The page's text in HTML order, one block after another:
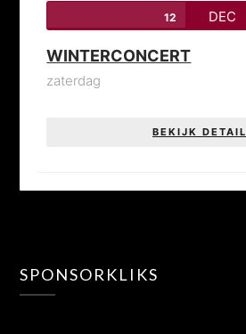
12 DEC
WINTERCONCERT
zaterdag
BEKIJK DETAIL
SPONSORKLIKS